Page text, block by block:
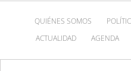
QUIÉNES SOMOS
ACTUALIDAD
AGENDA